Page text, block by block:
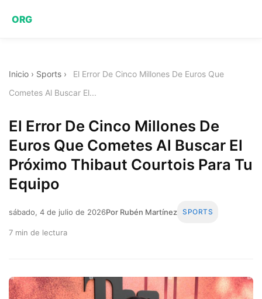
ORG
Inicio › Sports ›
El Error De Cinco Millones De Euros Que
Cometes Al Buscar El...
El Error De Cinco Millones De
Euros Que Cometes Al Buscar El
Próximo Thibaut Courtois Para Tu
Equipo
sábado, 4 de julio de 2026Por Rubén Martínez SPORTS
7 min de lectura